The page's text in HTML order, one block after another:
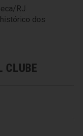
RJ
dos
CLUBE